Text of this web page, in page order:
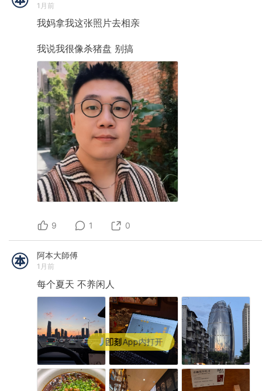
1月前
我妈拿我这张照片去相亲
我说我很像杀猪盘 别搞
9 1 0
阿本大師傅
1月前
每个夏天 不养闲人